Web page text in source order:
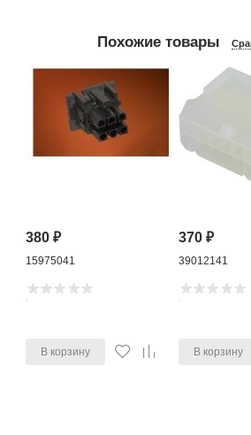
Похожие товары
380₽
15975041
В корзину
370₽
39012141
В корзину